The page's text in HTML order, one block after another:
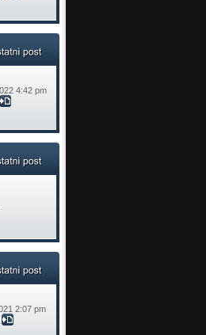
4:42 pm
2:07 pm